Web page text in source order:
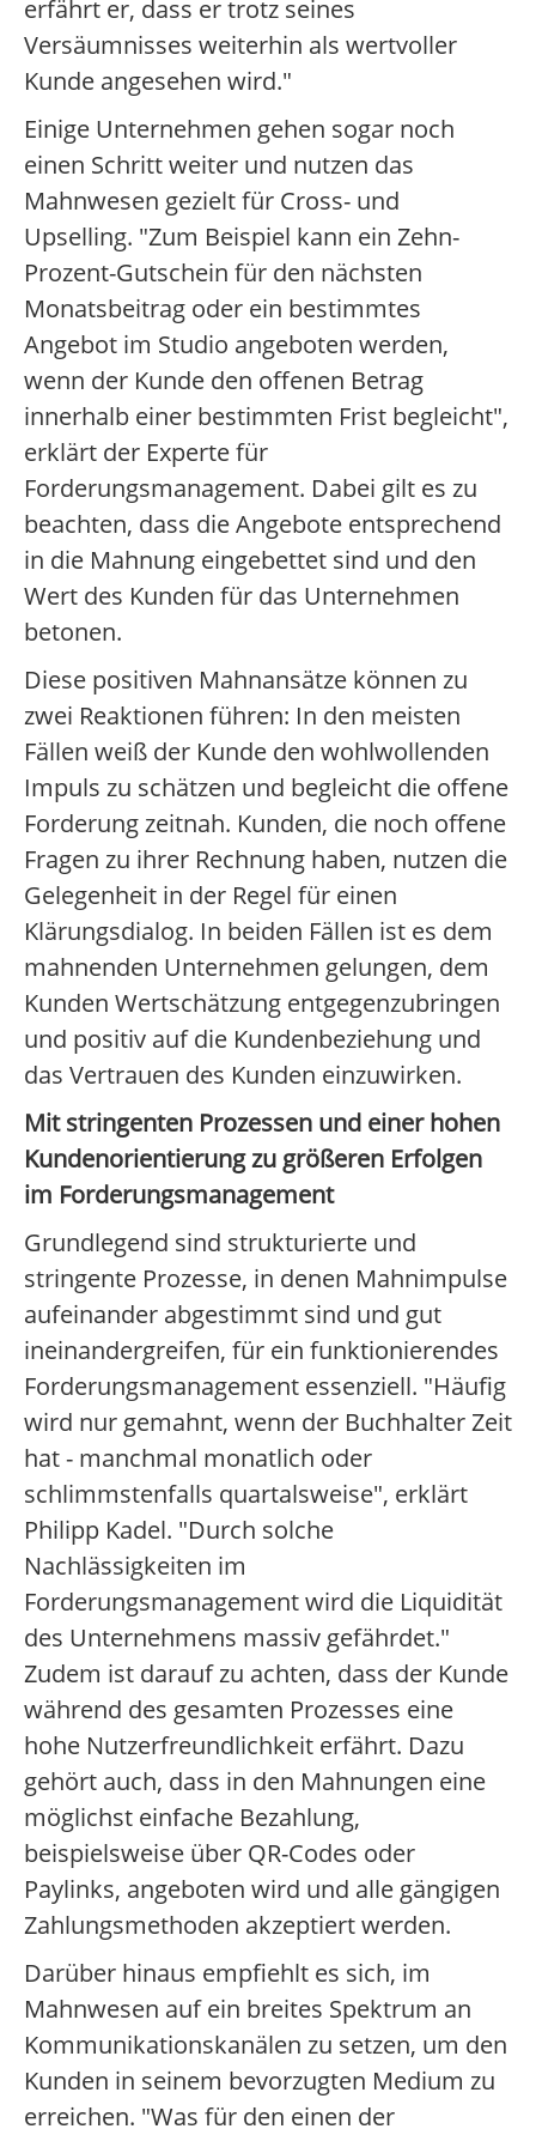
erfährt er, dass er trotz seines
Versäumnisses weiterhin als wertvoller
Kunde angesehen wird."
Einige Unternehmen gehen sogar noch
einen Schritt weiter und nutzen das
Mahnwesen gezielt für Cross- und
Upselling. "Zum Beispiel kann ein Zehn-
Prozent-Gutschein für den nächsten
Monatsbeitrag oder ein bestimmtes
Angebot im Studio angeboten werden,
wenn der Kunde den offenen Betrag
innerhalb einer bestimmten Frist begleicht",
erklärt der Experte für
Forderungsmanagement. Dabei gilt es zu
beachten, dass die Angebote entsprechend
in die Mahnung eingebettet sind und den
Wert des Kunden für das Unternehmen
betonen.
Diese positiven Mahnansätze können zu
zwei Reaktionen führen: In den meisten
Fällen weiß der Kunde den wohlwollenden
Impuls zu schätzen und begleicht die offene
Forderung zeitnah. Kunden, die noch offene
Fragen zu ihrer Rechnung haben, nutzen die
Gelegenheit in der Regel für einen
Klärungsdialog. In beiden Fällen ist es dem
mahnenden Unternehmen gelungen, dem
Kunden Wertschätzung entgegenzubringen
und positiv auf die Kundenbeziehung und
das Vertrauen des Kunden einzuwirken.
Mit stringenten Prozessen und einer hohen
Kundenorientierung zu größeren Erfolgen
im Forderungsmanagement
Grundlegend sind strukturierte und
stringente Prozesse, in denen Mahnimpulse
aufeinander abgestimmt sind und gut
ineinandergreifen, für ein funktionierendes
Forderungsmanagement essenziell. "Häufig
wird nur gemahnt, wenn der Buchhalter Zeit
hat - manchmal monatlich oder
schlimmstenfalls quartalsweise", erklärt
Philipp Kadel. "Durch solche
Nachlässigkeiten im
Forderungsmanagement wird die Liquidität
des Unternehmens massiv gefährdet."
Zudem ist darauf zu achten, dass der Kunde
während des gesamten Prozesses eine
hohe Nutzerfreundlichkeit erfährt. Dazu
gehört auch, dass in den Mahnungen eine
möglichst einfache Bezahlung,
beispielsweise über QR-Codes oder
Paylinks, angeboten wird und alle gängigen
Zahlungsmethoden akzeptiert werden.
Darüber hinaus empfiehlt es sich, im
Mahnwesen auf ein breites Spektrum an
Kommunikationskanälen zu setzen, um den
Kunden in seinem bevorzugten Medium zu
erreichen. "Was für den einen der